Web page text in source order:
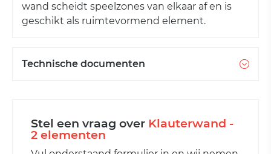
wand scheidt speelzones van elkaar af en is
geschikt als ruimtevormend element.
Technische documenten
Stel een vraag over Klauterwand -
2 elementen